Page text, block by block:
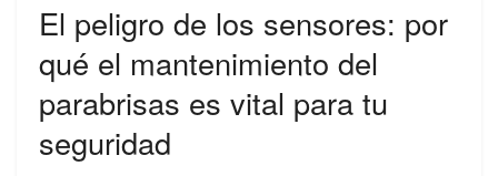
El peligro de los sensores: por
qué el mantenimiento del
parabrisas es vital para tu
seguridad